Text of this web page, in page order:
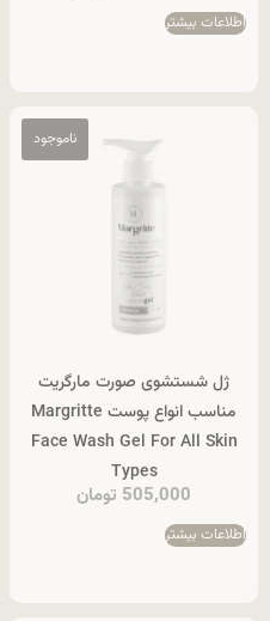
اطلاعات بیشتر
ژل شستشوی صورت مارگریت
مناسب انواع پوست Margritte
Face Wash Gel For All Skin
Types
505,000 تومان
اطلاعات بیشتر